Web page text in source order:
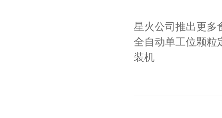
星火公司推出更多
全自动单工位颗
装机